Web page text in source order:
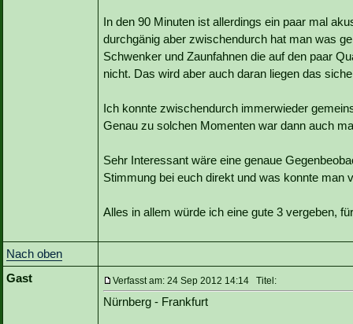
In den 90 Minuten ist allerdings ein paar mal
durchgänig aber zwischendurch hat man was
Schwenker und Zaunfahnen die auf den paar
nicht. Das wird aber auch daran liegen das
Ich konnte zwischendurch immerwieder
Genau zu solchen Momenten war dann auch
Sehr Interessant wäre eine genaue
Stimmung bei euch direkt und was konnte man
Alles in allem würde ich eine gute 3 vergeben,
Nach oben
Gast
Verfasst am: 24 Sep 2012 14:14 Titel:
Nürnberg - Frankfurt